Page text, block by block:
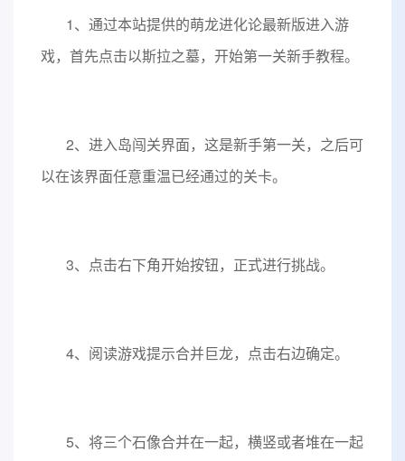
1、通过本站提供的萌龙进化论最新版进入游
戏，首先点击以斯拉之墓，开始第一关新手教程。
2、进入岛闯关界面，这是新手第一关，之后可
以在该界面任意重温已经通过的关卡。
3、点击右下角开始按钮，正式进行挑战。
4、阅读游戏提示合并巨龙，点击右边确定。
5、将三个石像合并在一起，横竖或者堆在一起